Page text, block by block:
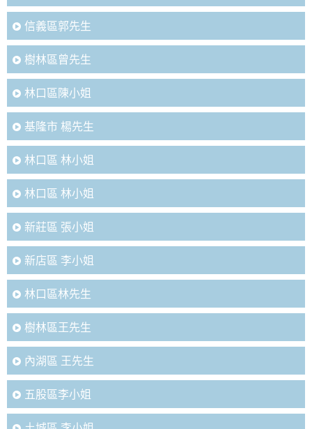
信義區郭先生
樹林區曾先生
林口區陳小姐
基隆市 楊先生
林口區 林小姐
林口區 林小姐
新莊區 張小姐
新店區 李小姐
林口區林先生
樹林區王先生
內湖區 王先生
五股區李小姐